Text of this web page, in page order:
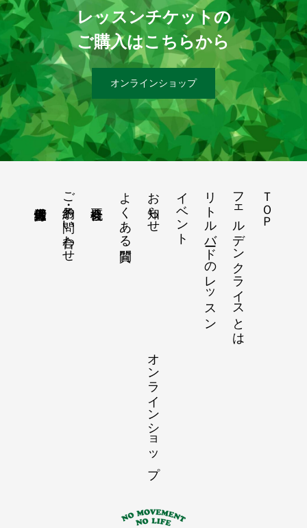
レッスンチケットの
ご購入はこちらから
オンラインショップ
ＴＯＰ
フェルデンクライスとは
リトルバードのレッスン
イベント
お知らせ
よくある質問
ご予約・お問い合わせ
オンラインショップ